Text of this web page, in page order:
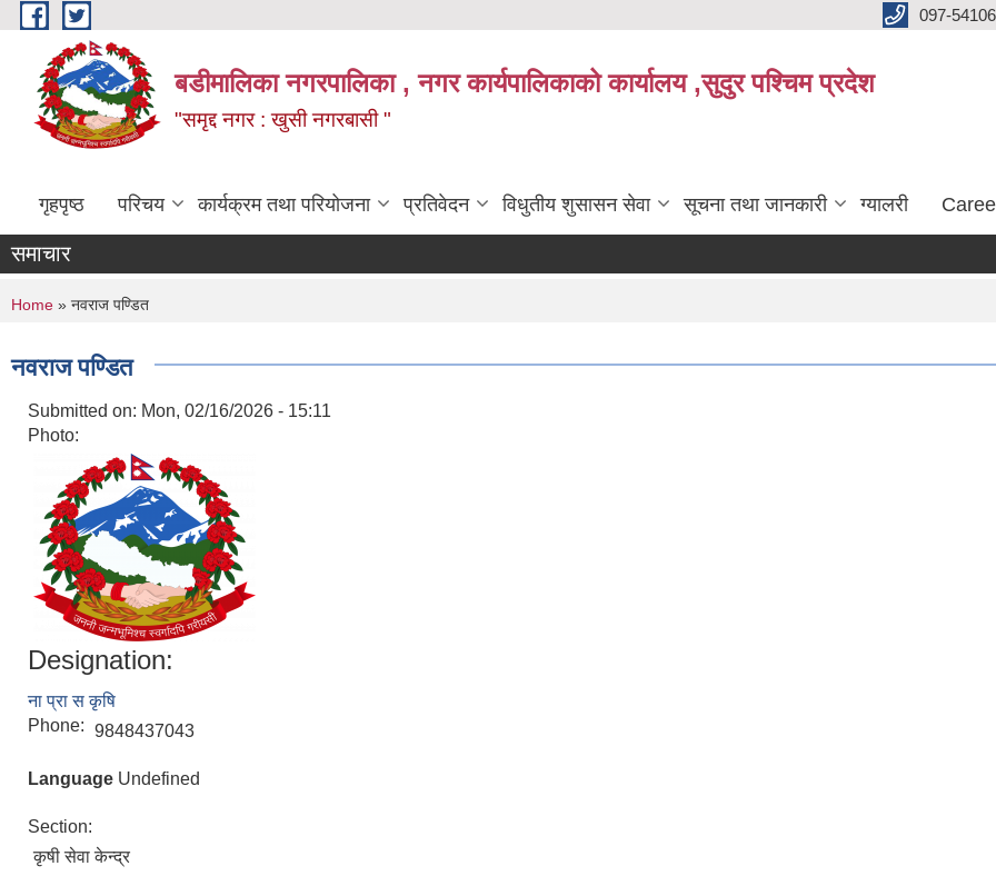
Skip to main content 097-
बडीमालिका नगरपालिका , नगर कार्यपालिकाको कार्यालय ,सुदुर पश्चिम प्रदेश
"समृद्द नगर : खुसी नगरबासी "
गृहपृष्ठ परिचय कार्यक्रम तथा परियोजना प्रतिवेदन विधुतीय शुसासन सेवा सूचना तथा जानकारी ग्यालरी
समाचार
You are here
Home » नवराज पण्डित
नवराज पण्डित
Submitted on: Mon, 02/16/2026 - 15:11
Photo:
Designation:
ना प्रा स कृषि
Phone: 9848437043
Language Undefined
Section:
कृषी सेवा केन्द्र